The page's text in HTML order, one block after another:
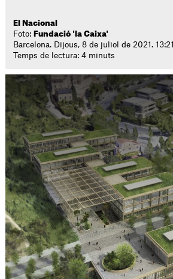
El Nacional
Foto: Fundació 'la Caixa'
Barcelona. Dijous, 8 de juliol de 2021. 13:21
Temps de lectura: 4 minuts